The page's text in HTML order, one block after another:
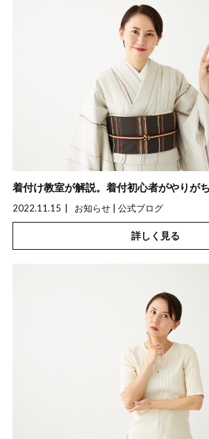
着付け教室が解説。着付初心者がやりが
2022.11.15
お知らせ | 公式ブログ
詳しく見る